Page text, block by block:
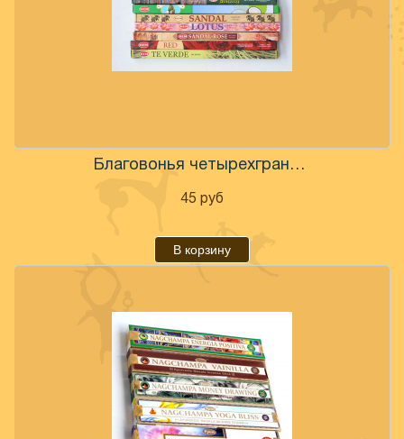
Благовонья четырехгранники НЕМ в ассортименте
45 руб
В корзину